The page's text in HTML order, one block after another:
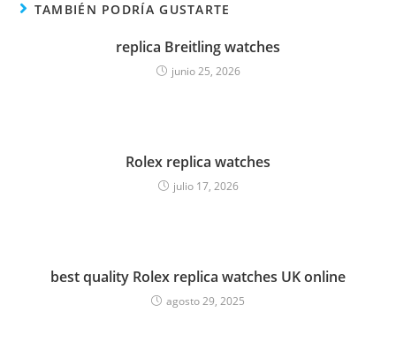
TAMBIÉN PODRÍA GUSTARTE
replica Breitling watches
junio 25, 2026
Rolex replica watches
julio 17, 2026
best quality Rolex replica watches UK online
agosto 29, 2025